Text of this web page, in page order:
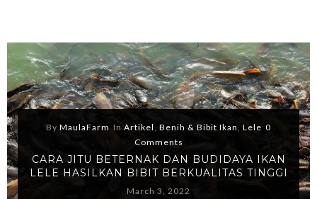
By MaulaFarm In Artikel, Benih & Bibit Ikan, Lele 0
Comments
CARA JITU BETERNAK DAN BUDIDAYA IKAN
LELE HASILKAN BIBIT BERKUALITAS TINGGI
March 3, 2022